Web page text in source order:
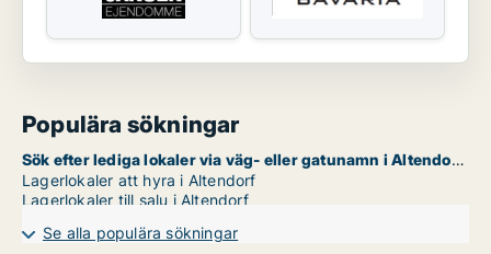
Populära sökningar
Sök efter lediga lokaler via väg- eller gatunamn i Altendorf
Lagerlokaler att hyra i Altendorf
Lagerlokaler till salu i Altendorf
Se alla populära sökningar